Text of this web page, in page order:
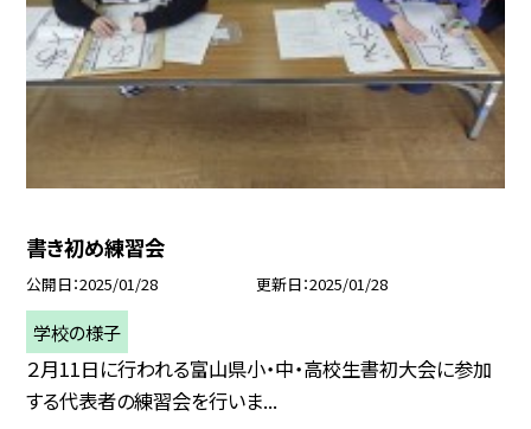
書き初め練習会
公開日 2025/01/28 更新日 2025/01/28
学校の様子
２月11日に行われる富山県小・中・高校生書初大会に参加
する代表者の練習会を行いま...